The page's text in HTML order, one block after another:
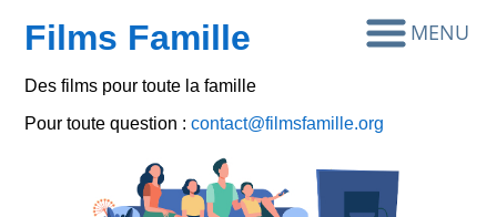
Films Famille
Des films pour toute la famille
Pour toute question :contact@filmsfamille.org